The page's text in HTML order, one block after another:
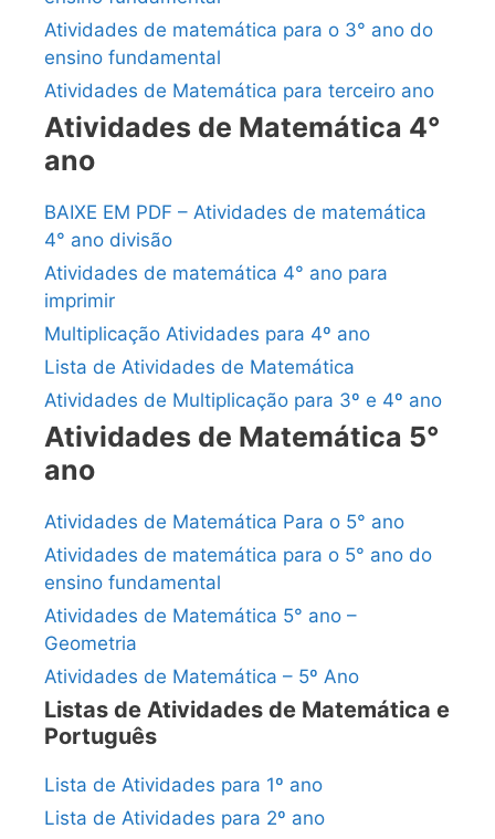
Atividades de matemática para o 3° ano do
ensino fundamental
Atividades de Matemática para terceiro ano
Atividades de Matemática 4°
ano
BAIXE EM PDF – Atividades de matemática
4° ano divisão
Atividades de matemática 4° ano para
imprimir
Multiplicação Atividades para 4º ano
Lista de Atividades de Matemática
Atividades de Multiplicação para 3º e 4º ano
Atividades de Matemática 5°
ano
Atividades de Matemática Para o 5° ano
Atividades de matemática para o 5° ano do
ensino fundamental
Atividades de Matemática 5° ano –
Geometria
Atividades de Matemática – 5º Ano
Listas de Atividades de Matemática e
Português
Lista de Atividades para 1º ano
Lista de Atividades para 2º ano